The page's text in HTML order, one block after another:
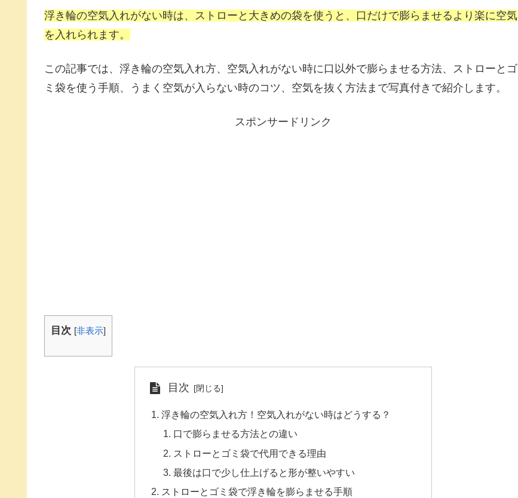
浮き輪の空気入れがない時は、ストローと大きめの袋を使うと、口だけで膨らませるより楽に空気
を入れられます。
この記事では、浮き輪の空気入れ方、空気入れがない時に口以外で膨らませる方法、ストローとゴ
ミ袋を使う手順、うまく空気が入らない時のコツ、空気を抜く方法まで写真付きで紹介します。
スポンサードリンク
目次 [非表示]
目次
浮き輪の空気入れ方！空気入れがない時はどうする？
口で膨らませる方法との違い
ストローとゴミ袋で代用できる理由
最後は口で少し仕上げると形が整いやすい
ストローとゴミ袋で浮き輪を膨らませる手順